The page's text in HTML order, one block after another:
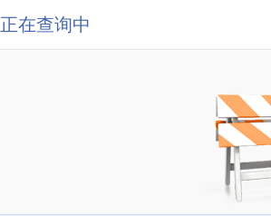
正在查询中